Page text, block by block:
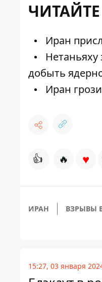
Иран
Нетаньяху
добыть
Иран
👍 🔥 ♥
ИРАН ВЗРЫВЫ
15:27, 03 января